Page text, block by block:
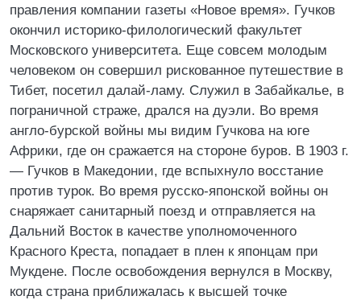
правления компании газеты «Новое время». Гучков
окончил историко-филологический факультет
Московского университета. Еще совсем молодым
человеком он совершил рискованное путешествие в
Тибет, посетил далай-ламу. Служил в Забайкалье, в
пограничной страже, дрался на дуэли. Во время
англо-бурской войны мы видим Гучкова на юге
Африки, где он сражается на стороне буров. В 1903 г.
— Гучков в Македонии, где вспыхнуло восстание
против турок. Во время русско-японской войны он
снаряжает санитарный поезд и отправляется на
Дальний Восток в качестве уполномоченного
Красного Креста, попадает в плен к японцам при
Мукдене. После освобождения вернулся в Москву,
когда страна приближалась к высшей точке